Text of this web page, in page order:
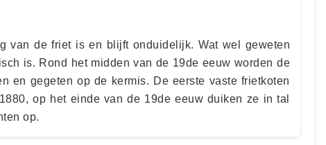
van de friet is en blijft onduidelijk. Wat wel geweten
is. Rond het midden van de 19de eeuw worden de
en gegeten op de kermis. De eerste vaste frietkoten
op het einde van de 19de eeuw duiken ze in tal
op.